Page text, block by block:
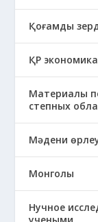
Қоғамды
ҚР
Материалы
степных
Мәдени
Монголы
Нучное